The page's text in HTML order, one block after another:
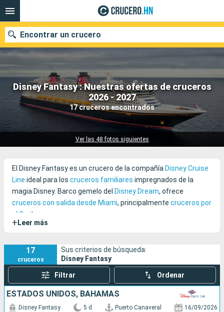
Disney Fantasy : Nuestras ofertas de cruceros
2026 - 2027
17 cruceros encontrados
Ver las 48 fotos siguientes
Encontrar un crucero
Nuestros destinos
Fecha de salida
El Disney Fantasy es un crucero de la compañía Disney Cruise
Line ideal para los cruceros familiares impregnados de la
magia Disney. Barco gemelo del Disney Dream, ofrece
cruceros con salida desde Miami, principalmente cruceros por
el Caribe
1-El barco
astilleros Meyer Werft de Papenburg, Alemania. Mide 339,8
metros de largo, 37 metros de ancho y tiene un tonelaje de
129.690 toneladas. Sus líneas rinden homenaje a los míticos
transatlánticos de los años 30.
+ Leer más
17
cruceros
Sus criterios de búsqueda:
Disney Fantasy
Filtrar Ordenar
ESTADOS UNIDOS, BAHAMAS
Disney Fantasy 5 d Puerto Canaveral 16/09/2026